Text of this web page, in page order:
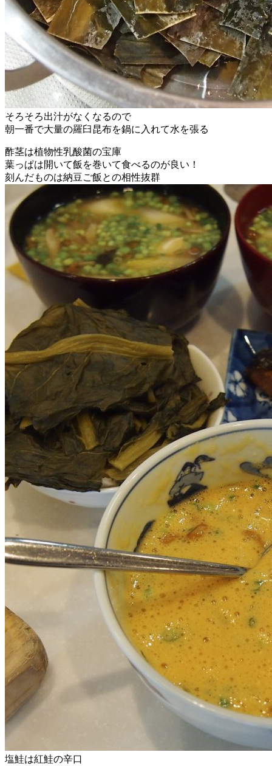
そろそろ出汁がなくなるので
朝一番で大量の羅臼昆布を鍋に入れて水を張る
酢茎は植物性乳酸菌の宝庫
葉っぱは開いて飯を巻いて食べるのが良い！
刻んだものは納豆ご飯との相性抜群
塩鮭は紅鮭の辛口